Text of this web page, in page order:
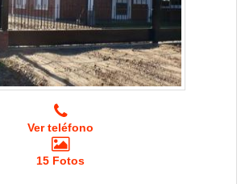
Ver teléfono
15 Fotos